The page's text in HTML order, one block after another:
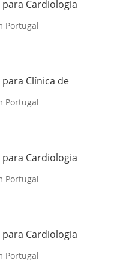
Cardiologia
Portugal
Clínica de
Portugal
Cardiologia
Portugal
Cardiologia
Portugal